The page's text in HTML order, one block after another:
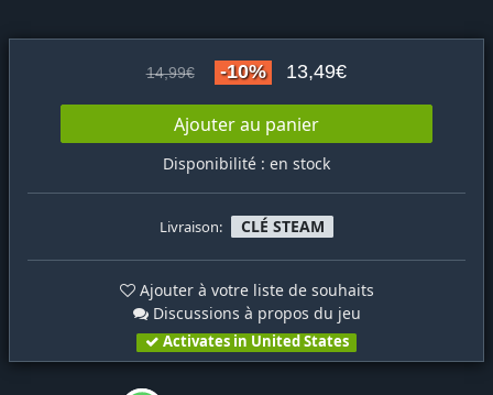
14,99€ -10% 13,49€
Ajouter au panier
Disponibilité : en stock
Livraison: CLÉ STEAM
Ajouter à votre liste de souhaits
Discussions à propos du jeu
Activates in United States